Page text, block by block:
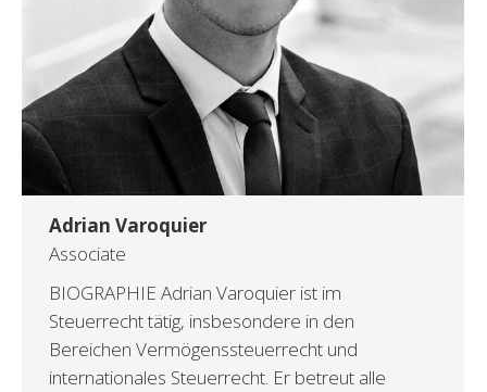
Adrian Varoquier
Associate
BIOGRAPHIE Adrian Varoquier ist im
Steuerrecht tätig, insbesondere in den
Bereichen Vermögenssteuerrecht und
internationales Steuerrecht. Er betreut alle